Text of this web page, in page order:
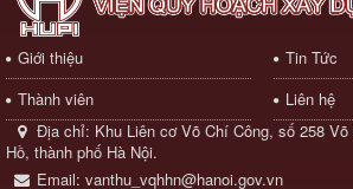
Giới thiệu
Tin Tức
Thành viên
Liên hệ
Địa chỉ: Khu Liên cơ Võ Chí Công, số 258
Hồ, thành phố Hà Nội.
Email: vanthu_vqhhn@hanoi.gov.vn